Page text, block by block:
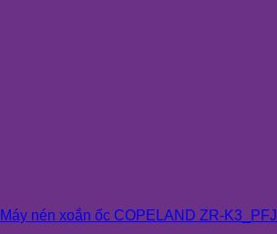
Máy nén xoắn ốc COPELAND ZR-K3_PFJ